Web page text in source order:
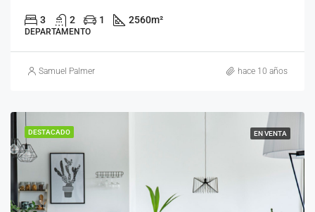
3 2 1 2560m²
DEPARTAMENTO
Samuel Palmer hace 10 años
DESTACADO EN VENTA